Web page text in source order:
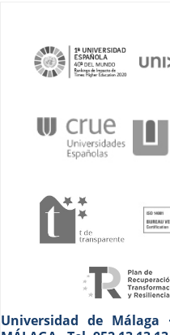
Universidad de Málaga